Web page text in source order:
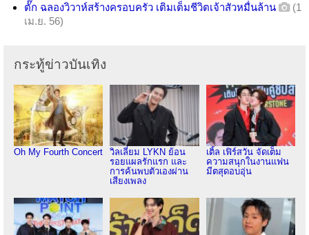
ตั๊ก ฉลองวิวาห์สร้างครอบครัว เติมเต็มชีวิตเจ้าสัวหมื่นล้าน
(1
เม.ย. 56)
กระทู้ข่าวบันเทิง
Oh My Fourth Concert
วิลเลี่ยม LYKN ย้อน
รอยแผลรักแรก และ
การค้นพบตัวเองผ่าน
เสียงเพลง
เติ้ล เฟิร์สวัน จัดเต็ม
ความสนุกในงานแฟน
มีตสุดอบอุ่น